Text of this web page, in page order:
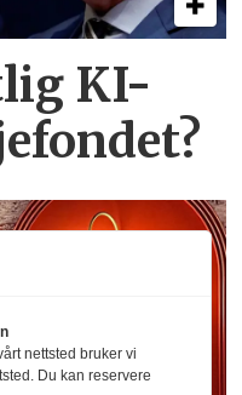
KI-
nettsted bruker vi
Du kan reservere